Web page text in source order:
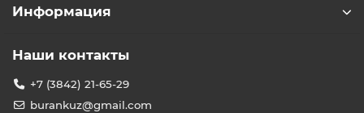
Информация
Наши контакты
+7 (3842) 21-65-29
burankuz@gmail.com